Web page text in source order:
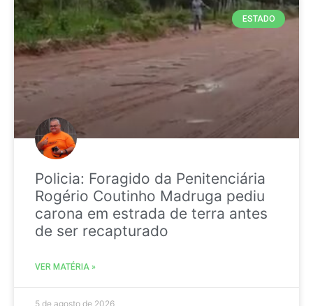
ESTADO
Policia: Foragido da Penitenciária
Rogério Coutinho Madruga pediu
carona em estrada de terra antes
de ser recapturado
VER MATÉRIA »
5 de agosto de 2026